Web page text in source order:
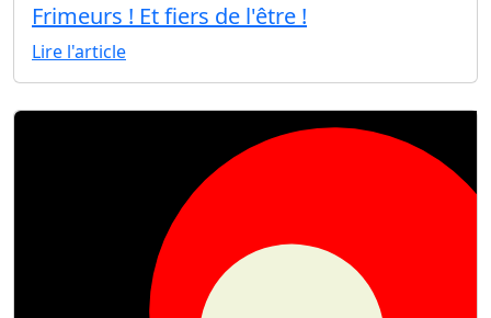
Frimeurs ! Et fiers de l'être !
Lire l'article